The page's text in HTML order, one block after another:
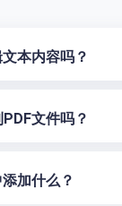
本内容吗？
文件吗？
加什么？